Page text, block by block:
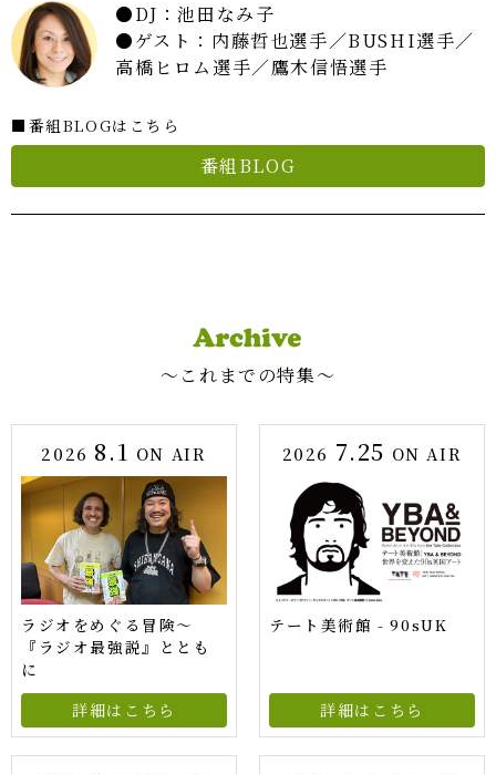
DJ：池田なみ子
ゲスト：内藤哲也選手／BUSHI選手／
高橋ヒロム選手／鷹木信悟選手
■番組BLOGはこちら
番組BLOG
〜これまでの特集〜
2026 8.1 ON AIR
ラジオをめぐる冒険～
『ラジオ最強説』ととも
に
詳細はこちら
2026 7.25 ON AIR
テート美術館 - 90sUK
詳細はこちら